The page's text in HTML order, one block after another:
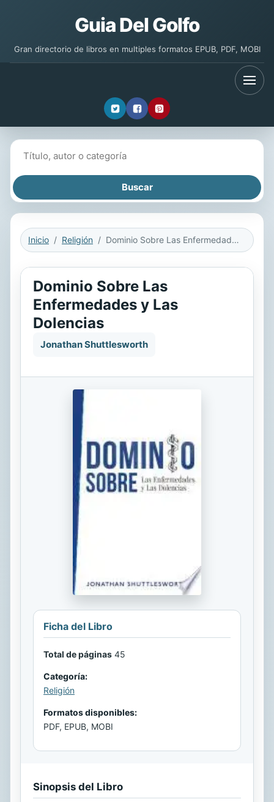
Guia Del Golfo
Gran directorio de libros en multiples formatos EPUB, PDF, MOBI
Inicio Religión Dominio Sobre Las Enfermedades y Las Dolencias
Dominio Sobre Las
Enfermedades y Las
Dolencias
Jonathan Shuttlesworth
Ficha del Libro
Total de páginas 45
Categoría:
Religión
Formatos disponibles:
PDF, EPUB, MOBI
Sinopsis del Libro